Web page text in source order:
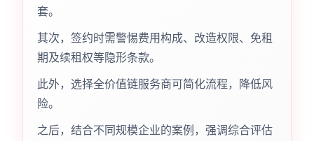
套。
其次，签约时需警惕费用构成、改造权限、免租
期及续租权等隐形条款。
此外，选择全价值链服务商可简化流程，降低风
险。
之后，结合不同规模企业的案例，强调综合评估